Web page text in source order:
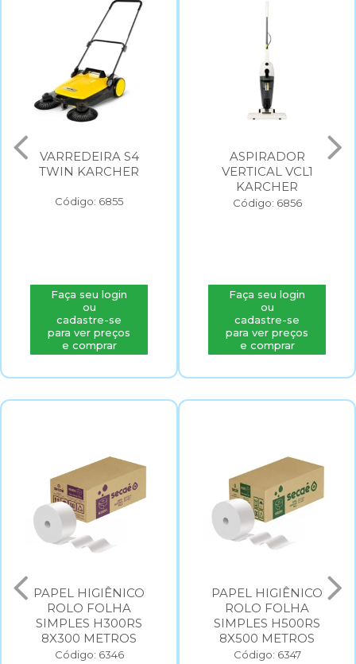
VARREDEIRA S4
TWIN KARCHER
Código: 6855
Faça seu login
ou
cadastre-se
para ver preços
e comprar
ASPIRADOR
VERTICAL VCL1
KARCHER
Código: 6856
Faça seu login
ou
cadastre-se
para ver preços
e comprar
PAPEL HIGIÊNICO
ROLO FOLHA
SIMPLES H300RS
8X300 METROS
Código: 6346
PAPEL HIGIÊNICO
ROLO FOLHA
SIMPLES H500RS
8X500 METROS
Código: 6347